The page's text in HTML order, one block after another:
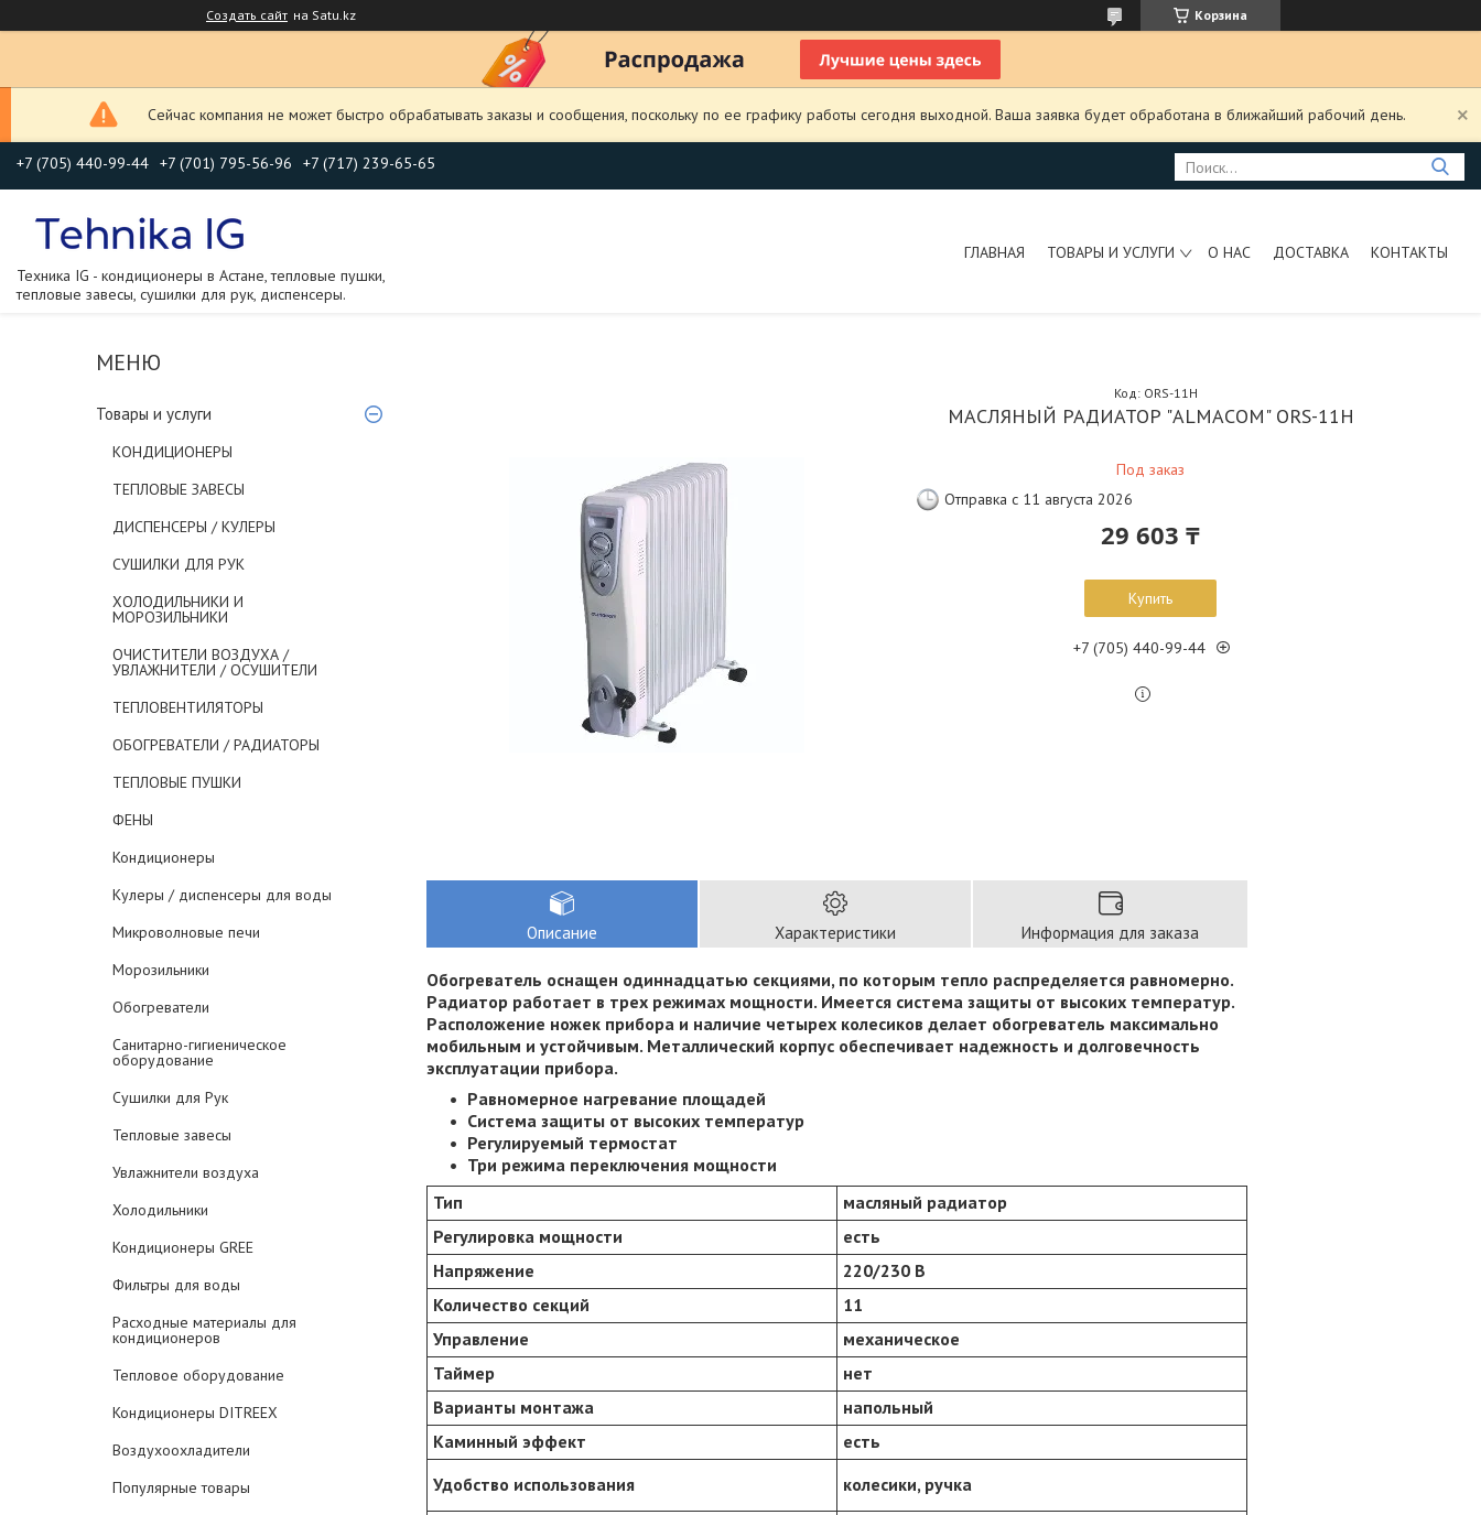
Создать сайт на Satu.kz Корзина
Сейчас компания не может быстро обрабатывать заказы и сообщения, поскольку по ее графику работы сегодня выходной. Ваша заявка будет обработана в ближайший рабочий день.
+7 (705) 440-99-44 +7 (701) 795-56-96 +7 (717) 239-65-65
Техника IG - кондиционеры в Астане, тепловые пушки,
тепловые завесы, сушилки для рук, диспенсеры.
ГЛАВНАЯ ТОВАРЫ И УСЛУГИ О НАС ДОСТАВКА КОНТАКТЫ
Товары и услуги
КОНДИЦИОНЕРЫ
ТЕПЛОВЫЕ ЗАВЕСЫ
ДИСПЕНСЕРЫ / КУЛЕРЫ
СУШИЛКИ ДЛЯ РУК
ХОЛОДИЛЬНИКИ И
МОРОЗИЛЬНИКИ
ОЧИСТИТЕЛИ ВОЗДУХА /
УВЛАЖНИТЕЛИ / ОСУШИТЕЛИ
ТЕПЛОВЕНТИЛЯТОРЫ
ОБОГРЕВАТЕЛИ / РАДИАТОРЫ
ТЕПЛОВЫЕ ПУШКИ
ФЕНЫ
Кондиционеры
Кулеры / диспенсеры для воды
Микроволновые печи
Морозильники
Обогреватели
Санитарно-гигиеническое
оборудование
Сушилки для Рук
Тепловые завесы
Увлажнители воздуха
Холодильники
Кондиционеры GREE
Фильтры для воды
Расходные материалы для
кондиционеров
Тепловое оборудование
Кондиционеры DITREEX
Воздухоохладители
Популярные товары
МАСЛЯНЫЙ РАДИАТОР "ALMACOM" ORS-11H
Под заказ
Код: ORS-11H
Отправка с 11 августа 2026
29 603 ₸
Купить
+7 (705) 440-99-44
Описание Характеристики Информация для заказа
Обогреватель оснащен одиннадцатью секциями, по которым тепло распределяется равномерно.
Радиатор работает в трех режимах мощности. Имеется система защиты от высоких температур.
Расположение ножек прибора и наличие четырех колесиков делает обогреватель максимально
мобильным и устойчивым. Металлический корпус обеспечивает надежность и долговечность
эксплуатации прибора.
Равномерное нагревание площадей
Система защиты от высоких температур
Регулируемый термостат
Три режима переключения мощности
Тип
масляный радиатор
Регулировка мощности
есть
Напряжение
220/230 В
Количество секций
11
Управление
механическое
Таймер
нет
Варианты монтажа
напольный
Каминный эффект
есть
Удобство использования
колесики, ручка